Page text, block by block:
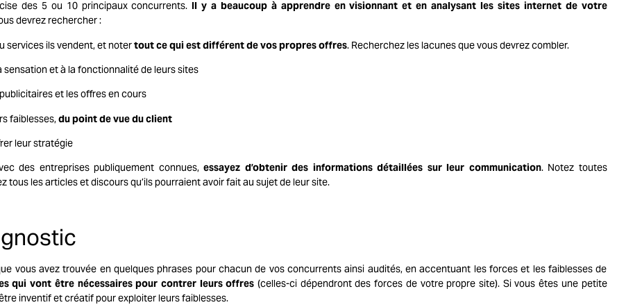
des 5 ou 10 principaux concurrents. Il y a beaucoup à apprendre en visionnant et en analysant les sites internetde votre
devrez rechercher :
services ils vendent, et notertout ce qui est différent de vos propres offres. Recherchez les lacunes que vous devrez combler.
sensation et à la fonctionnalité de leurs sites
et les offres en cours
faiblesses,du point de vue du client
leur stratégie
des entreprises publiquement connues,essayez d’obtenir des informations détaillées sur leur communication. Notez toutes
tous les articles et discours qu’ils pourraient avoir fait au sujet de leur site.
vous avez trouvée en quelques phrases pour chacun de vos concurrents ainsi audités, en accentuant les forces et les faiblesses de
qui vont être nécessaires pour contrer leurs offres (celles-ci dépendront des forces de votre propre site). Si vous êtes une petite
inventif et créatif pour exploiter leurs faiblesses.